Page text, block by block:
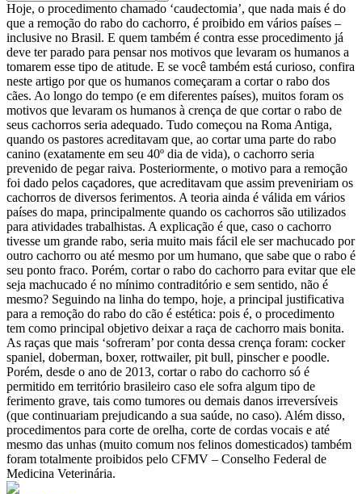
Hoje, o procedimento chamado ‘caudectomia’, que nada mais é do
que a remoção do rabo do cachorro, é proibido em vários países –
inclusive no Brasil. E quem também é contra esse procedimento já
deve ter parado para pensar nos motivos que levaram os humanos a
tomarem esse tipo de atitude. E se você também está curioso, confira
neste artigo por que os humanos começaram a cortar o rabo dos
cães. Ao longo do tempo (e em diferentes países), muitos foram os
motivos que levaram os humanos à crença de que cortar o rabo de
seus cachorros seria adequado. Tudo começou na Roma Antiga,
quando os pastores acreditavam que, ao cortar uma parte do rabo
canino (exatamente em seu 40º dia de vida), o cachorro seria
prevenido de pegar raiva. Posteriormente, o motivo para a remoção
foi dado pelos caçadores, que acreditavam que assim preveniriam os
cachorros de diversos ferimentos. A teoria ainda é válida em vários
países do mapa, principalmente quando os cachorros são utilizados
para atividades trabalhistas. A explicação é que, caso o cachorro
tivesse um grande rabo, seria muito mais fácil ele ser machucado por
outro cachorro ou até mesmo por um humano, que sabe que o rabo é
seu ponto fraco. Porém, cortar o rabo do cachorro para evitar que ele
seja machucado é no mínimo contraditório e sem sentido, não é
mesmo? Seguindo na linha do tempo, hoje, a principal justificativa
para a remoção do rabo do cão é estética: pois é, o procedimento
tem como principal objetivo deixar a raça de cachorro mais bonita.
As raças que mais ‘sofreram’ por conta dessa crença foram: cocker
spaniel, doberman, boxer, rottwailer, pit bull, pinscher e poodle.
Porém, desde o ano de 2013, cortar o rabo do cachorro só é
permitido em território brasileiro caso ele sofra algum tipo de
ferimento grave, tais como tumores ou demais danos irreversíveis
(que continuariam prejudicando a sua saúde, no caso). Além disso,
procedimentos para corte de orelha, corte de cordas vocais e até
mesmo das unhas (muito comum nos felinos domesticados) também
foram totalmente proibidos pelo CFMV – Conselho Federal de
Medicina Veterinária.